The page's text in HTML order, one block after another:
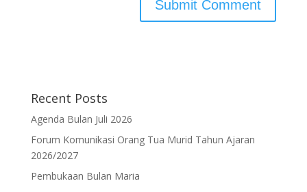
Recent Posts
Agenda Bulan Juli 2026
Forum Komunikasi Orang Tua Murid Tahun Ajaran
2026/2027
Pembukaan Bulan Maria